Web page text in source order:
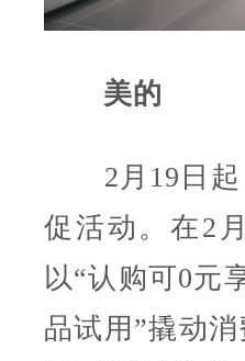
美的
2月19日起
促活动。在2
以“认购可0元
品试用”撬动